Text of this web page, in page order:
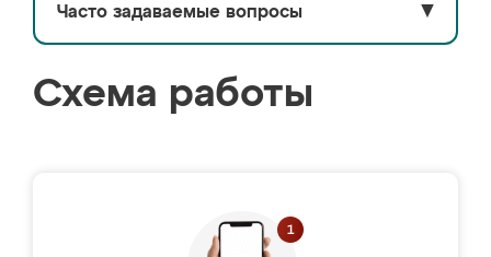
Часто задаваемые вопросы ▼
Схема работы